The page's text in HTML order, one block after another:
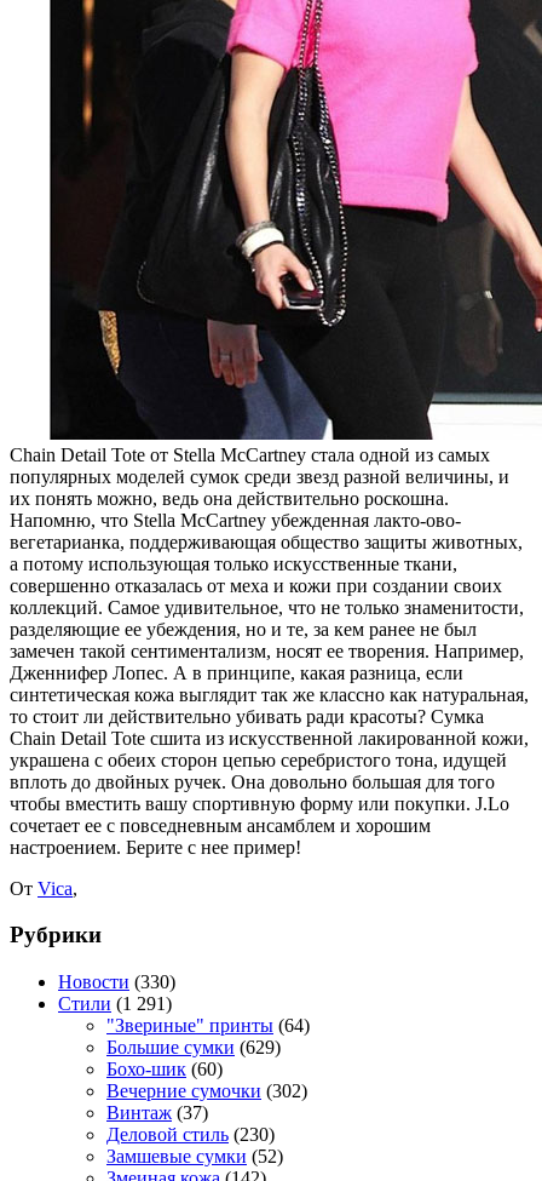
Chain Detail Tote от Stella McCartney стала одной из самых
популярных моделей сумок среди звезд разной величины, и
их понять можно, ведь она действительно роскошна.
Напомню, что Stella McCartney убежденная лакто-ово-
вегетарианка, поддерживающая общество защиты животных,
а потому использующая только искусственные ткани,
совершенно отказалась от меха и кожи при создании своих
коллекций. Самое удивительное, что не только знаменитости,
разделяющие ее убеждения, но и те, за кем ранее не был
замечен такой сентиментализм, носят ее творения. Например,
Дженнифер Лопес. А в принципе, какая разница, если
синтетическая кожа выглядит так же классно как натуральная,
то стоит ли действительно убивать ради красоты? Сумка
Chain Detail Tote сшита из искусственной лакированной кожи,
украшена с обеих сторон цепью серебристого тона, идущей
вплоть до двойных ручек. Она довольно большая для того
чтобы вместить вашу спортивную форму или покупки. J.Lo
сочетает ее с повседневным ансамблем и хорошим
настроением. Берите с нее пример!
От Vica,
Рубрики
Новости (330)
Стили (1 291)
"Звериные" принты (64)
Большие сумки (629)
Бохо-шик (60)
Вечерние сумочки (302)
Винтаж (37)
Деловой стиль (230)
Замшевые сумки (52)